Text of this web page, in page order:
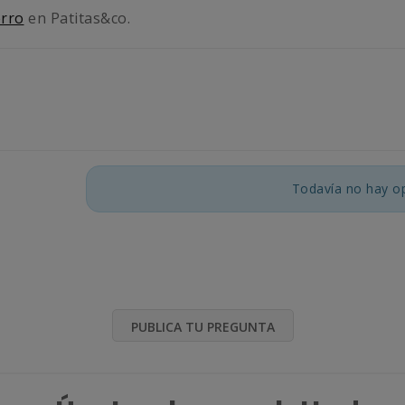
en Patitas&co.
Todavía no hay
PUBLICA TU PREGUNTA